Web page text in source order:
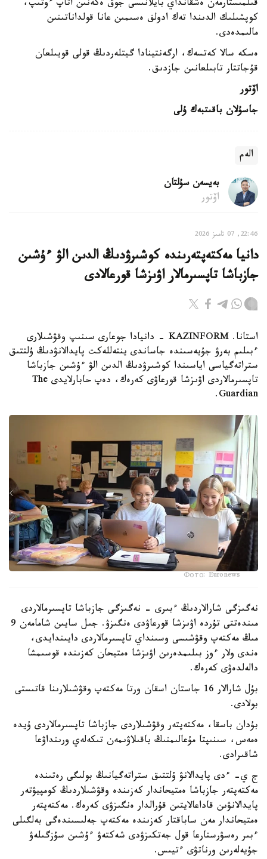
قىلمىستارمەن ەشقانداي بايلانىسى جوق ەكەنىن اتاپ ءوتىپ،
كوپشىلىك الدىندا تەك ادولف ەسىمىن عانا قولداناتىنىن
مالىمدەدى.
ەسكە سالا كەتسەك، ارگەنتينادا گيتلەردىڭ قولى قويىلعان
قۇجاتتار تابىلعانىن جازدىق.
اۆتور
جاسۇلان باقىتبەك ۇلى
الەم
بەيسەن سۇلتان
اۆتور
22:46, 07 تامىز 2026
دانيا مەكتەپتەرىندە كوشىرۋدىڭ الدىن الۋ ءۇشىن
جازباشا تاپسىرمالار اۋىزشا قورعالادى
استانا. KAZINFORM - دانيادا جوعارى سىنىپ وقۋشىلارى
ءبىلىم بەرۋ جۇيەسىندە جاساندى ينتەللەكت پايدالانۋدىڭ ۇلتتىق
ستراتەگياسى اياسىندا كوشىرۋدىڭ الدىن الۋ ءۇشىن جازباشا
تاپسىرمالاردى اۋىزشا قورعاۋى كەرەك، دەپ حابارلايدى The
Guardian.
Фото: Euronews
نەگىزگى شارالاردىڭ ءبىرى - نەگىزگى جازباشا تاپسىرمالاردى
مىندەتتى تۇردە اۋىزشا قورعاۋدى ەنگىزۋ. جىل سايىن شامامەن 9
مىڭ مەكتەپ وقۋشىسى وسىنداي تاپسىرمالاردى دايىندايدى،
ەندى ولار ءوز بىلىمدەرىن اۋىزشا ەمتيحان كەزىندە قوسىمشا
دالەلدەۋى كەرەك.
بۇل شارالار 16 جاستان اسقان ورتا مەكتەپ وقۋشىلارىنا قاتىستى
بولادى.
بۇدان باسقا، مەكتەپتەر وقۋشىلاردى جازباشا تاپسىرمالاردى ۇيدە
ەمەس، سىنىپتا مۇعالىمنىڭ باقىلاۋىمەن تىكەلەي ورىنداۋعا
شاقىرادى.
ج ي- ءدى پايدالانۋ ۇلتتىق ستراتەگيانىڭ بولىگى رەتىندە
مەكتەپتەر جازباشا ەمتيحاندار كەزىندە وقۋشىلاردىڭ كومپيۋتەر
پايدالانۋىن قاداعالايتىن قۇرالدار ەنگىزۋى كەرەك. مەكتەپتەر
ەمتيحاندار مەن ساباقتار كەزىندە مەكتەپ جەلىسىندەگى بەلگىلى
ءبىر رەسۋرستارعا قول جەتكىزۋدى شەكتەۋ ءۇشىن سۇزگىلەۋ
جۇيەلەرىن ورناتۋى ءتيىس.